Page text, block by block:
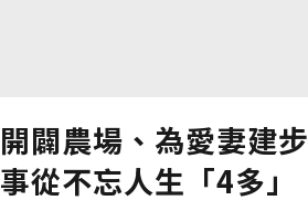
開闢農場、為愛妻建
事從不忘人生「4多」